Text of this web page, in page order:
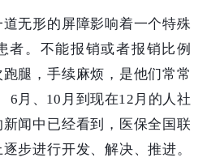
无形的屏障影响着一个特殊
。不能报销或者报销比例
腿，手续麻烦，是他们常常
6月、10月到现在12月的人社
闻中已经看到，医保全国联
步进行开发、解决、推进。